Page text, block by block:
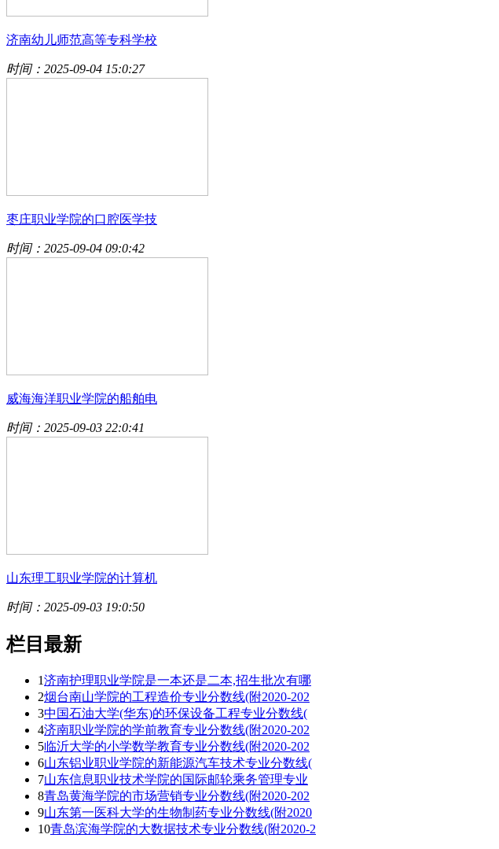
济南幼儿师范高等专科学校
时间：2025-09-04 15:0:27
枣庄职业学院的口腔医学技
时间：2025-09-04 09:0:42
威海海洋职业学院的船舶电
时间：2025-09-03 22:0:41
山东理工职业学院的计算机
时间：2025-09-03 19:0:50
栏目最新
1济南护理职业学院是一本还是二本,招生批次有哪
2烟台南山学院的工程造价专业分数线(附2020-202
3中国石油大学(华东)的环保设备工程专业分数线(
4济南职业学院的学前教育专业分数线(附2020-202
5临沂大学的小学数学教育专业分数线(附2020-202
6山东铝业职业学院的新能源汽车技术专业分数线(
7山东信息职业技术学院的国际邮轮乘务管理专业
8青岛黄海学院的市场营销专业分数线(附2020-202
9山东第一医科大学的生物制药专业分数线(附2020
10青岛滨海学院的大数据技术专业分数线(附2020-2